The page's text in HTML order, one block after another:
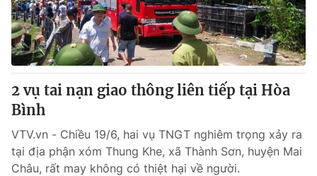
2 vụ tai nạn giao thông liên tiếp tại Hòa
Bình
VTV.vn - Chiều 19/6, hai vụ TNGT nghiêm trọng xảy ra
tại địa phận xóm Thung Khe, xã Thành Sơn, huyện Mai
Châu, rất may không có thiệt hại về người.